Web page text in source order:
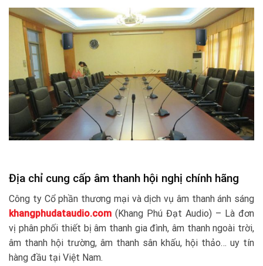
Địa chỉ cung cấp âm thanh hội nghị chính hãng
Công ty Cổ phần thương mại và dịch vụ âm thanh ánh sáng
khangphudataudio.com (Khang Phú Đạt Audio) – Là đơn
vị phân phối thiết bị âm thanh gia đình, âm thanh ngoài trời,
âm thanh hội trường, âm thanh sân khấu, hội thảo… uy tín
hàng đầu tại Việt Nam.